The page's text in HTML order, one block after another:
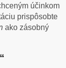
účinkom
prispôsobte
ako zásobný